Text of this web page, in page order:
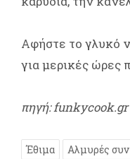
Αφήστε το γλυκό
για μερικές ώρες
πηγή: funkycook.gr
Έθιμα Αλμυρές